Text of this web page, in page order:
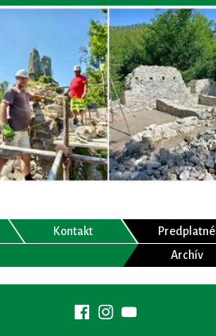
Kontakt
Predplatné
Archív